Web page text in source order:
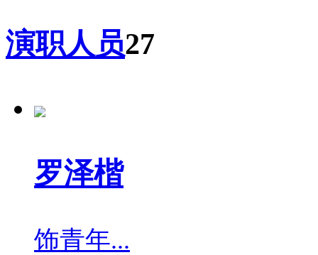
演职人员27
罗泽楷
饰青年...